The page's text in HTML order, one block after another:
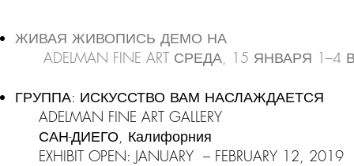
ЖИВАЯ ЖИВОПИСЬ ДЕМО НА
ADELMAN FINE ART СРЕДА, 15 ЯНВАРЯ 1–4
ГРУППА: ИСКУССТВО ВАМ НАСЛАЖДАЕТСЯ
ADELMAN FINE ART GALLERY
САН-ДИЕГО, Калифорния
EXHIBIT OPEN: JANUARY – FEBRUARY 12, 2019